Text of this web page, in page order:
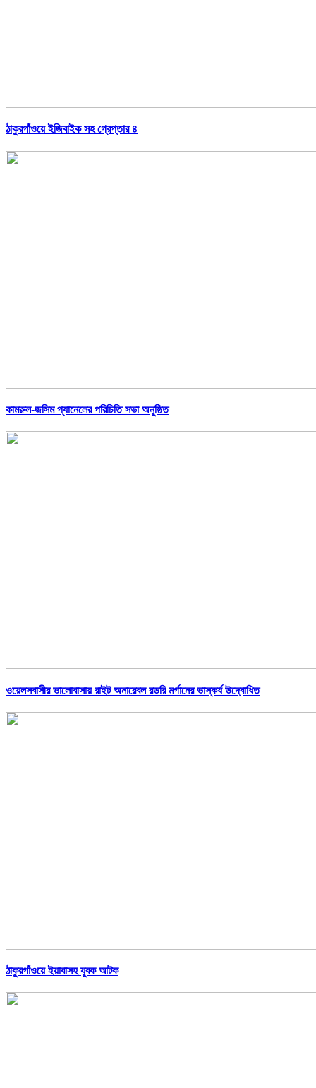
ঠাকুরগাঁওয়ে ইজিবাইক সহ গ্রেপ্তার ৪
কামরুল-জসিম প্যানেলের পরিচিতি সভা অনুষ্ঠিত
ওয়েলসবাসীর ভালোবাসায় রাইট অনারেবল রডরি মর্গানের ভাস্কর্য উদ্বোধিত
ঠাকুরগাঁওয়ে ইয়াবাসহ যুবক আটক